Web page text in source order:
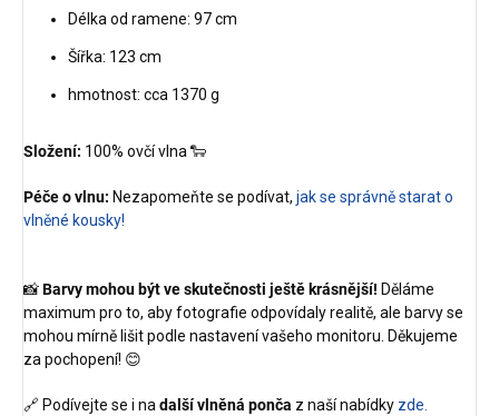
Délka od ramene: 97 cm
Šířka: 123 cm
hmotnost: cca 1370 g
Složení: 100% ovčí vlna 🐑
Péče o vlnu: Nezapomeňte se podívat, jak se správně starat o
vlněné kousky!
📸Barvy mohou být ve skutečnosti ještě krásnější! Děláme
maximum pro to, aby fotografie odpovídaly realitě, ale barvy se
mohou mírně lišit podle nastavení vašeho monitoru. Děkujeme
za pochopení! 😊
🔗 Podívejte se i nadalší vlněná ponča z naší nabídky zde.